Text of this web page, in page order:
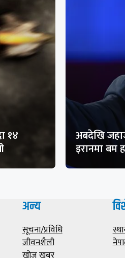
१४ अबदेखि
इरानमा बम
अन्य
सूचना/प्रविधि
जीवनशैली